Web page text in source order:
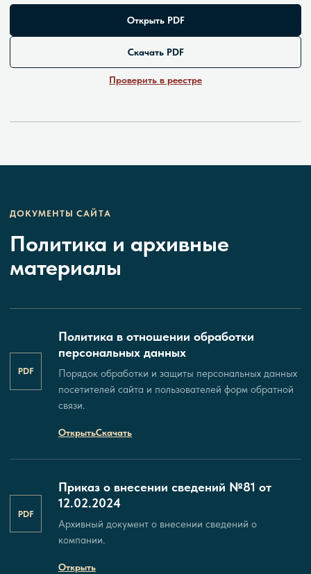
Открыть PDF
Скачать PDF
Проверить в реестре
ДОКУМЕНТЫ САЙТА
Политика и архивные
материалы
PDF
Политика в отношении обработки
персональных данных
Порядок обработки и защиты персональных данных
посетителей сайта и пользователей форм обратной
связи.
ОткрытьСкачать
PDF
Приказ о внесении сведений №81 от
12.02.2024
Архивный документ о внесении сведений о
компании.
Открыть